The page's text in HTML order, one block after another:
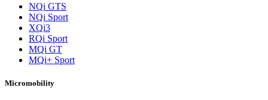
NQi GTS
NQi Sport
XQi3
RQi Sport
MQi GT
MQi+ Sport
Micromobility